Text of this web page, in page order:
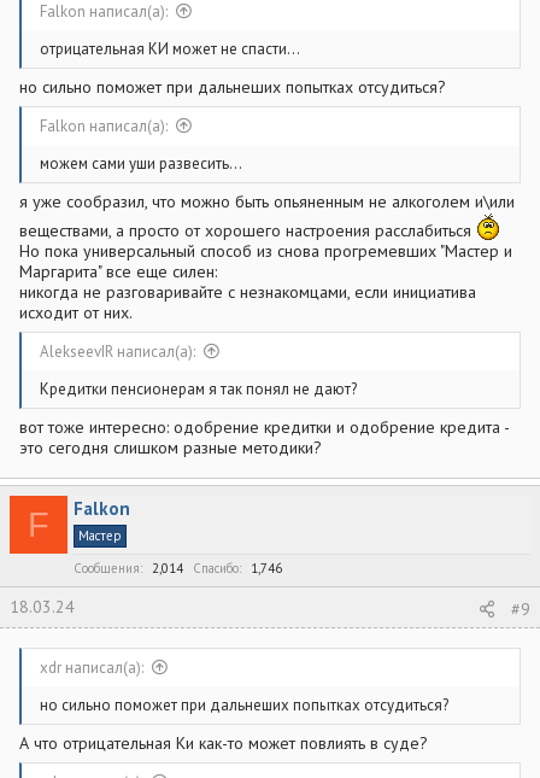
Falkon написал(а):
отрицательная КИ может не спасти...
но сильно поможет при дальнеших попытках отсудиться?
Falkon написал(а):
можем сами уши развесить...
я уже сообразил, что можно быть опьяненным не алкоголем и\или
веществами, а просто от хорошего настроения расслабиться
Но пока универсальный способ из снова прогремевших "Мастер и
Маргарита" все еще силен:
никогда не разговаривайте с незнакомцами, если инициатива
исходит от них.
AlekseevIR написал(а):
Кредитки пенсионерам я так понял не дают?
вот тоже интересно: одобрение кредитки и одобрение кредита -
это сегодня слишком разные методики?
F Falkon
Мастер
Сообщения
2,014 Спасибо 1,746
18.03.24 #9
xdr написал(а):
но сильно поможет при дальнеших попытках отсудиться?
А что отрицательная Ки как-то может повлиять в суде?